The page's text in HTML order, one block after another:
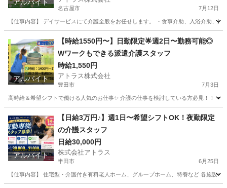
アルバイト
名古屋市 7月12日
【仕事内容】 デイサービスにて介護全般をお任せします。 ・食事介助、入浴介助、
介護 スタッフ
アルバイト
【時給1550円〜】日勤限定🌟週2日〜勤務可能◎
Wワークもできる派遣介護スタッフ
時給1,550円
アトラス株式会社
豊田市 7月3日
高時給＆希望シフトで働ける人気のお仕事✨ 介護の仕事を検討している方必見！！
介護士 愛知 安城市 介護士 時給
アルバイト
【日給3万円♪】週1日〜希望シフトOK！夜勤限定
の介護スタッフ
日給30,000円
株式会社アトラス
半田市 6月25日
【仕事内容】 住宅型・介護付き有料老人ホーム、グループホーム、特養など 各施設